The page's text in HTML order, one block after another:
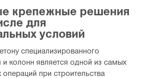
крепежные решения
для
условий
специализированного
колонн является одной из самых
операций при строительства